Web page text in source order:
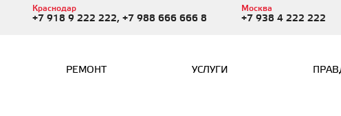
Краснодар
+7 918 9 222 222, +7 988 666 666 8
Москва
+7 938 4 222 222
РЕМОНТ УСЛУГИ